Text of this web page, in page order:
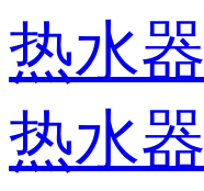
热水器
热水器